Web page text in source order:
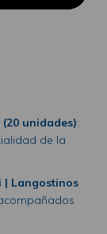
unidades):
de la
| Langostinos